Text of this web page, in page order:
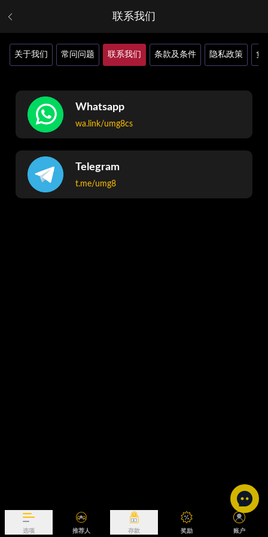
联系我们
关于我们 常问问题 联系我们 条款及条件 隐私政策 负
Whatsapp
wa.link/umg8cs
Telegram
t.me/umg8
选项 推荐人 存款 奖励 账户